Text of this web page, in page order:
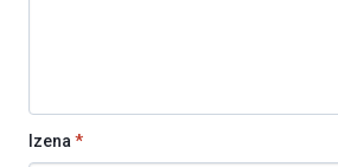
Izena*